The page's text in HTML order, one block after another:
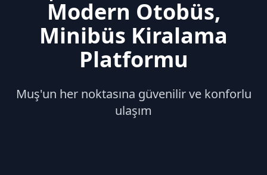
Modern Otobüs,
Minibüs Kiralama
Platformu
Muş'un her noktasına güvenilir ve konforlu
ulaşım